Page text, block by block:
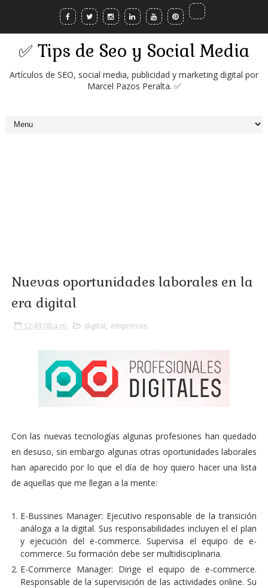
✅ Tips de Seo y Social Media
Artículos de SEO, social media, publicidad y marketing digital por
Marcel Pazos Peralta. ✅
Nuevas oportunidades laborales en la
era digital
12:43:00 a.m. digital, empresas
Con las nuevas tecnologías algunas profesiones han quedado
en desuso, sin embargo algunas otras oportunidades laborales
han aparecido por lo que el día de hoy quiero hacer una lista
de aquellas que me llegan a la mente:
E-Bussines Manager: Ejecutivo responsable de la transición
análoga a la digital. Sus responsabilidades incluyen el el plan
y ejecución del e-commerce. Supervisa el equipo de e-
commerce. Su formación debe ser multidisciplinaria.
E-Commerce Manager: Dirige el equipo de e-commerce.
Responsable de la supervisición de las actividades online. Su